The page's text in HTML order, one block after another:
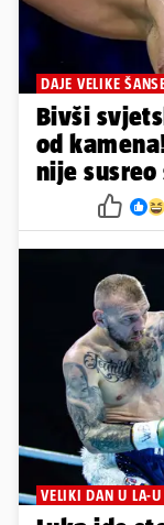
DAJE VELIKE
Bivši
od
nije
VELIKI DAN U LA-U